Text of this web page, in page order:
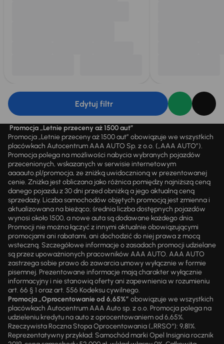
Edytuj filtr
Promocja „Letnie przeceny aż 1500 aut”
Promocja „Letnie przeceny aż 1500 aut” obowiązuje we wszystkich
placówkach Autocentrum AAA AUTO Sp. z o.o. („AAA AUTO”).
Promocja polega na możliwości nabycia wybranych pojazdów
przecenionych, wskazanych w serwisie internetowym
aaaauto.pl/promocja, ze zniżką uwidocznioną w prezentowanej
cenie. Zniżka jest obliczana jako różnica pomiędzy najniższą ceną
danego pojazdu z 30 dni przed obniżką a jego aktualną ceną
sprzedaży. Liczba samochodów objętych promocją jest zmienna i
aktualizowana na bieżąco; średnia liczba dostępnych pojazdów
wynosi około 1500, a nowe auta są dodawane każdego dnia.
Promocji nie można łączyć z innymi aktualnie obowiązującymi
promocjami ani rabatami, ani dochodzić do niej prawa z mocą
wsteczną. Szczegółowe informacje o zasadach promocji udzielane
są przez upoważnionych pracowników AAA AUTO. AAA AUTO
zastrzega sobie prawo do zawarcia umowy wyłącznie w formie
pisemnej. Prezentowane informacje mają charakter wyłącznie
informacyjny i nie stanowią oferty ani zapewnienia w rozumieniu
art. 66 § 1 oraz art. 556 Kodeksu cywilnego.
Promocja „Oprocentowanie od 6,65%” obowiązuje we wszystkich
placówkach Autocentrum AAA Auto sp. z o.o. Promocja polega na
udzieleniu kredytu na auto z oprocentowaniem od 6,65%.
Rzeczywista Roczna Stopa Oprocentowania („RRSO“): 9,81%.
Reprezentatywny przykład: Samochód marki Opel Insignia rocznik